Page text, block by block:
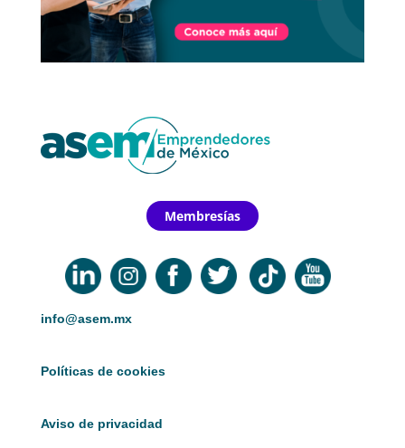
Membresías
info@asem.mx
Políticas de cookies
Aviso de privacidad